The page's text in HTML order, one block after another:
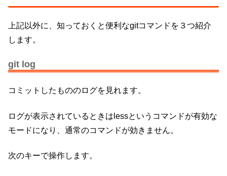
上記以外に、知っておくと便利なgitコマンドを３つ紹介
します。
git log
コミットしたもののログを見れます。
ログが表示されているときはlessというコマンドが有効な
モードになり、通常のコマンドが効きません。
次のキーで操作します。